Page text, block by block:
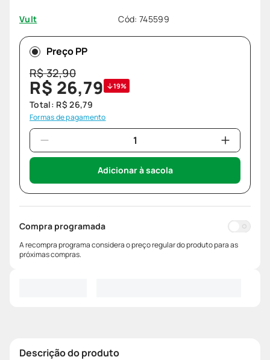
Vult Cód: 745599
Preço PP
R$32,90
R$ 26,79 19%
Total: R$ 26,79
Formas de pagamento
Adicionar à sacola
Compra programada
A recompra programa considera o preço regular do produto para as
próximas compras.
Descrição do produto